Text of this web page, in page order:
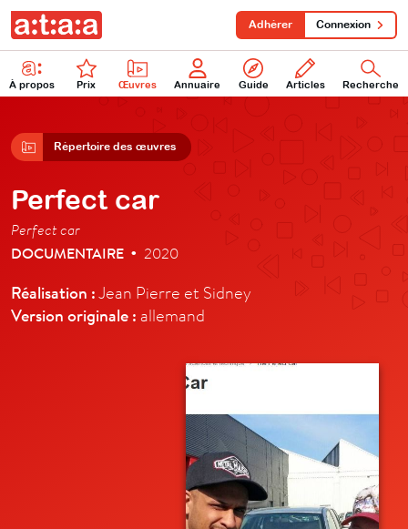
À propos Prix Œuvres Annuaire Guide Articles Recherche
Adhérer Connexion
Répertoire des œuvres
Perfect car
Perfect car
DOCUMENTAIRE • 2020
Réalisation :Jean Pierre et Sidney
Version originale : allemand